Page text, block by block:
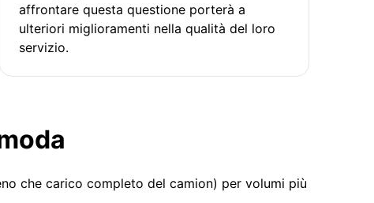
affrontare questa questione porterà a
ulteriori miglioramenti nella qualità del loro
servizio.
che carico completo del camion) per volumi più